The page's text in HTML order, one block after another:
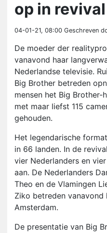
op in
04-01-21, 08:00 Geschreven
De moeder der
vanavond haar
Nederlandse televisie.
Big Brother betreden
mensen het Big Brother-
met maar liefst 115
gehouden.
Het legendarische
in 66 landen. In de
vier Nederlanders en
aan. De Nederlanders
Theo en de Vlamingen
Ziko betreden vanavond
Amsterdam.
De presentatie van Big